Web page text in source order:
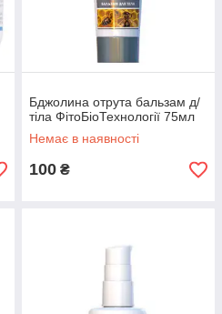
Бджолина отрута бальзам д/
тiла ФітоБіоТехнології 75мл
Немає в наявності
100 ₴